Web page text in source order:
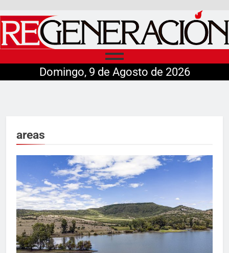
Domingo, 9 de Agosto de 2026
areas